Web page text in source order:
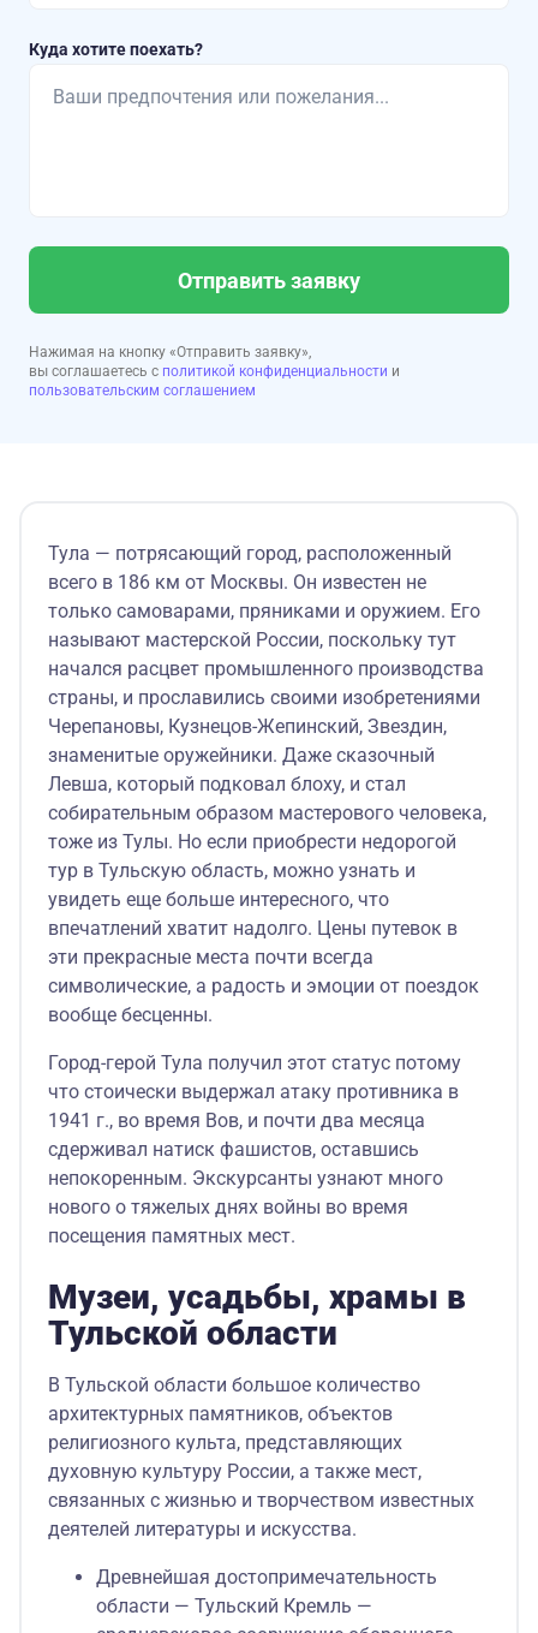
Куда хотите поехать?
Отправить заявку
Нажимая на кнопку «Отправить заявку»,
вы соглашаетесь с политикой конфиденциальности и
пользовательским соглашением
Тула — потрясающий город, расположенный
всего в 186 км от Москвы. Он известен не
только самоварами, пряниками и оружием. Его
называют мастерской России, поскольку тут
начался расцвет промышленного производства
страны, и прославились своими изобретениями
Черепановы, Кузнецов-Жепинский, Звездин,
знаменитые оружейники. Даже сказочный
Левша, который подковал блоху, и стал
собирательным образом мастерового человека,
тоже из Тулы. Но если приобрести недорогой
тур в Тульскую область, можно узнать и
увидеть еще больше интересного, что
впечатлений хватит надолго. Цены путевок в
эти прекрасные места почти всегда
символические, а радость и эмоции от поездок
вообще бесценны.
Город-герой Тула получил этот статус потому
что стоически выдержал атаку противника в
1941 г., во время Вов, и почти два месяца
сдерживал натиск фашистов, оставшись
непокоренным. Экскурсанты узнают много
нового о тяжелых днях войны во время
посещения памятных мест.
Музеи, усадьбы, храмы в
Тульской области
В Тульской области большое количество
архитектурных памятников, объектов
религиозного культа, представляющих
духовную культуру России, а также мест,
связанных с жизнью и творчеством известных
деятелей литературы и искусства.
Древнейшая достопримечательность
области — Тульский Кремль —